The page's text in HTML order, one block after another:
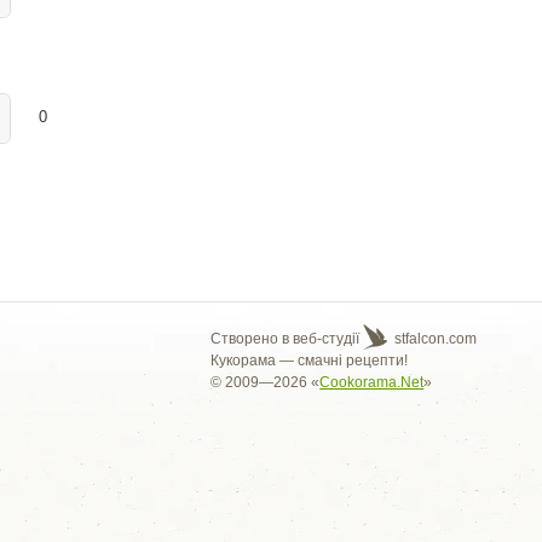
0
Створено в веб-студії
stfalcon.com
Кукорама — смачні рецепти!
© 2009—2026 «Cookorama.Net»